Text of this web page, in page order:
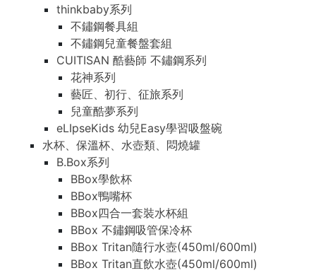
thinkbaby系列
不鏽鋼餐具組
不鏽鋼兒童餐盤套組
CUITISAN 酷藝師 不鏽鋼系列
花神系列
藝匠、初行、征旅系列
兒童酷夢系列
eLIpseKids 幼兒Easy學習吸盤碗
水杯、保溫杯、水壺類、悶燒罐
B.Box系列
BBox學飲杯
BBox鴨嘴杯
BBox四合一套裝水杯組
BBox 不鏽鋼吸管保冷杯
BBox Tritan隨行水壺(450ml/600ml)
BBox Tritan直飲水壺(450ml/600ml)